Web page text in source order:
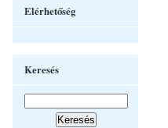
Elérhetőség
Keresés